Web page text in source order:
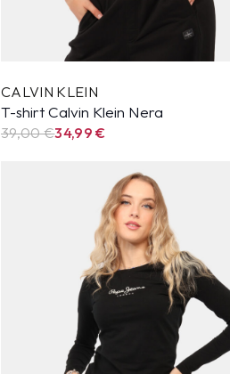
CALVIN KLEIN
T-shirt Calvin Klein Nera
39,00 €34,99€